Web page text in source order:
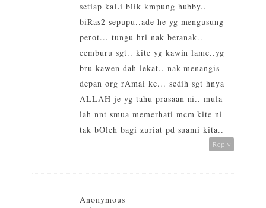
setiap kaLi blik kmpung hubby..
biRas2 sepupu..ade he yg mengusung
perot... tungu hri nak beranak..
cemburu sgt.. kite yg kawin lame..yg
bru kawen dah lekat.. nak menangis
depan org rAmai ke... sedih sgt hnya
ALLAH je yg tahu prasaan ni.. mula
lah nnt smua memerhati mcm kite ni
tak bOleh bagi zuriat pd suami kita..
Reply
Anonymous